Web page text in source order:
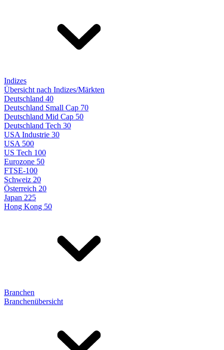
Indizes
Übersicht nach Indizes/Märkten
Deutschland 40
Deutschland Small Cap 70
Deutschland Mid Cap 50
Deutschland Tech 30
USA Industrie 30
USA 500
US Tech 100
Eurozone 50
FTSE-100
Schweiz 20
Österreich 20
Japan 225
Hong Kong 50
Branchen
Branchenübersicht